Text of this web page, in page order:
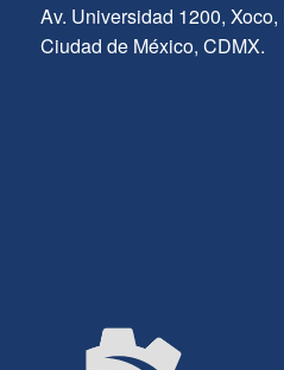
Av. Universidad 1200,
Ciudad de México, CDMX.